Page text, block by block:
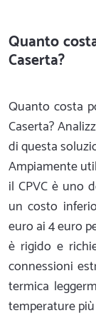
Quanto
Caserta?
Quanto costa
Caserta?
di questa
Ampiamente
il CPVC è uno
un costo
euro ai 4 euro
è rigido e
connessioni
termica
temperature